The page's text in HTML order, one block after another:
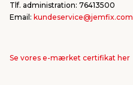
Tlf. administration: 76413500
Email: kundeservice@jemfix.com
Se vores e-mærket certifikat her